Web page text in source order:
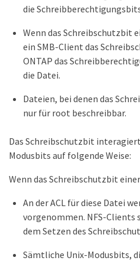
die
Wenn das Schreibschutzbit
ein SMB-Client das
ONTAP das
die Datei.
Dateien, bei denen das
nur für root beschreibbar.
Das Schreibschutzbit
Modusbits auf folgende Weise:
Wenn das Schreibschutzbit
An der ACL für diese Datei
vorgenommen. NFS-Clients
dem Setzen des
Sämtliche Unix-Modusbits,